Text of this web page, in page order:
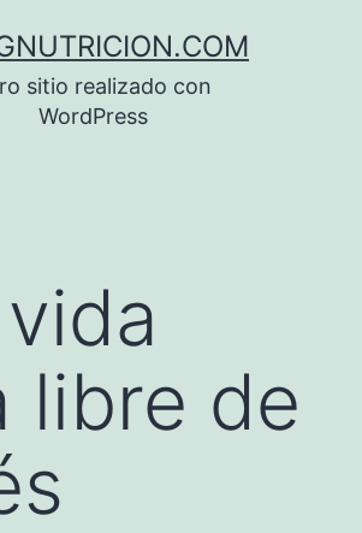
sitio realizado con
WordPress
libre de